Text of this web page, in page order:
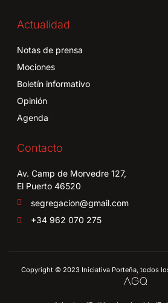
Actualidad
Notas de prensa
Mociones
Boletín informativo
Opinión
Agenda
Contacto
Av. Camp de Morvedre 127,
El Puerto 46520
segregacion@gmail.com
+34 962 070 275
Copyright © 2023 Iniciativa Porteña, todos